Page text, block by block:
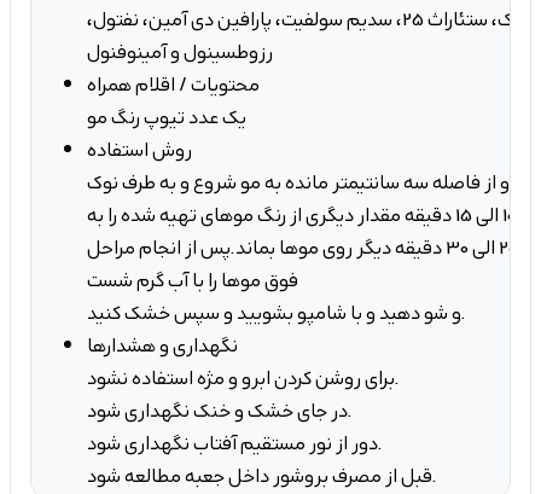
نرم کننده، امونیاک، ستئاراث 25، سدیم سولفیت، پارافین دی آمین، نفتول،
رزوطسینول و آمینوفنول
محتویات / اقلام همراه
یک عدد تیوپ رنگ مو
روش استفاده
و از فاصله سه سانتیمتر مانده به مو شروع و به طرف نوک
موها بمالیدو پس از 10 الی 15 دقیقه مقدار دیگری از رنگ موهای تهیه شده را به
ریشه مو بزنید و بگذارید 20 الی 30 دقیقه دیگر روی موها بماند.پس از انجام مراحل
فوق موها را با آب گرم شست
و شو دهید و با شامپو بشویید و سپس خشک کنید.
نگهداری و هشدارها
برای روشن کردن ابرو و مژه استفاده نشود.
در جای خشک و خنک نگهداری شود.
دور از نور مستقیم آفتاب نگهداری شود.
قبل از مصرف بروشور داخل جعبه مطالعه شود.